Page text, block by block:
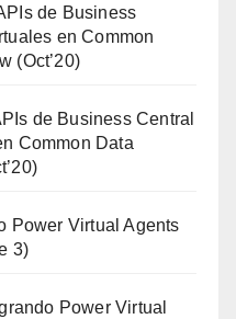
de Business
en Common
(Oct’20)
de Business Central
Common Data
Power Virtual Agents
3)
Power Virtual